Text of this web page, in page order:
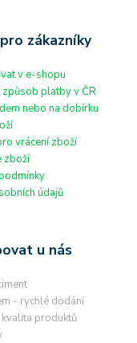
zákazníky
v e-shopu
platby v ČR
nebo na dobírku
vrácení zboží
zboží
údajů
u nás
- rychlé dodání
produktů